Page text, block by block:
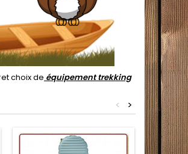
et choix de équipement trekking
>
<